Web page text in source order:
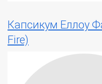
Капсикум Еллоу
Fire)